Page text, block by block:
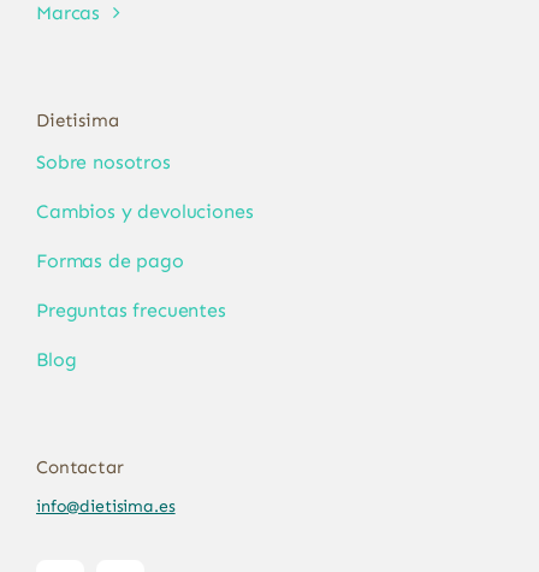
Marcas
Dietisima
Sobre nosotros
Cambios y devoluciones
Formas de pago
Preguntas frecuentes
Blog
Contactar
info@dietisima.es